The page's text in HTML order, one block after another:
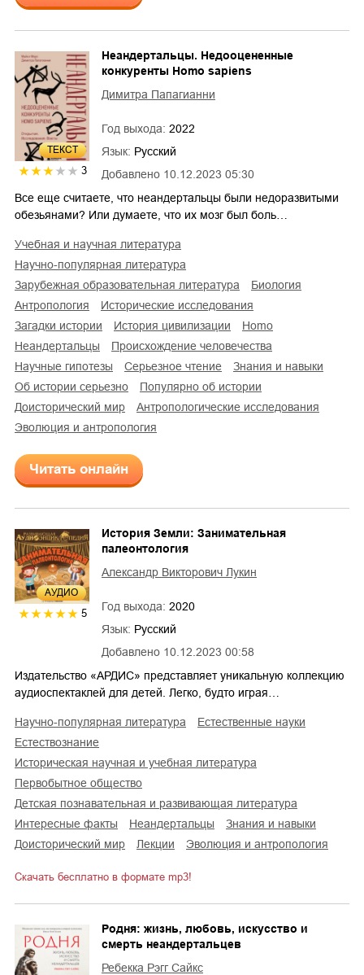
ТЕКСТ
3 Добавлено 10.12.2023 05:30
Неандертальцы. Недооцененные
конкуренты Homo sapiens
Димитра Папагианни
Год выхода: 2022
Язык: Русский
Все еще считаете, что неандертальцы были недоразвитыми
обезьянами? Или думаете, что их мозг был боль…
учебная и научная литература
научно-популярная литература
зарубежная образовательная литература
биология
антропология
исторические исследования
загадки истории
история цивилизации
homo
неандертальцы
происхождение человечества
научные гипотезы
серьезное чтение
знания и навыки
об истории серьезно
популярно об истории
доисторический мир
антропологические исследования
эволюция и антропология
Читать онлайн
AУДИО
5
Добавлено 10.12.2023 00:58
История Земли: Занимательная
палеонтология
Александр Викторович Лукин
Год выхода: 2020
Язык: Русский
Издательство «АРДИС» представляет уникальную коллекцию
аудиоспектаклей для детей. Легко, будто играя…
научно-популярная литература
естественные науки
естествознание
историческая научная и учебная литература
первобытное общество
детская познавательная и развивающая литература
интересные факты
неандертальцы
знания и навыки
доисторический мир
лекции эволюция и антропология
Скачать бесплатно в формате mp3!
Родня: жизнь, любовь, искусство и
смерть неандертальцев
Ребекка Рэгг Сайкс